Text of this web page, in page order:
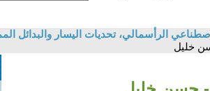
الرأسمالي، تحديات اليسار والبدائل
خليل